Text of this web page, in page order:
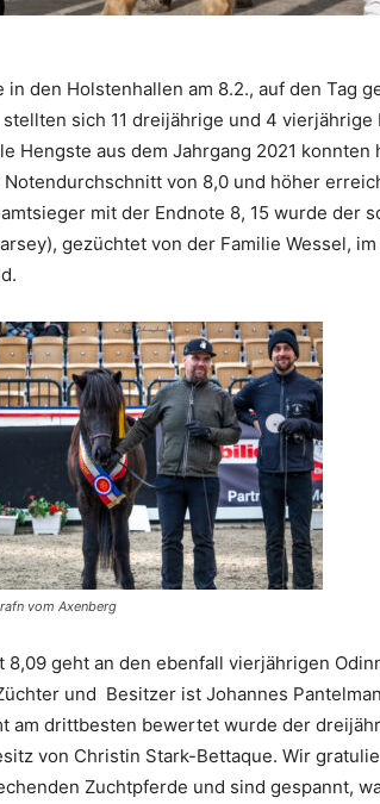
den Holstenhallen am 8.2., auf den Tag
sich 11 dreijährige und 4 vierjährige
Hengste aus dem Jahrgang 2021 konnten
von 8,0 und höher
mit der Endnote 8, 15 wurde der
gezüchtet von der Familie Wessel,
vom Axenberg
geht an den ebenfall vierjährigen
und Besitzer ist Johannes
am drittbesten bewertet wurde der
von Christin Stark-Bettaque. Wir
Zuchtpferde und sind gespannt,